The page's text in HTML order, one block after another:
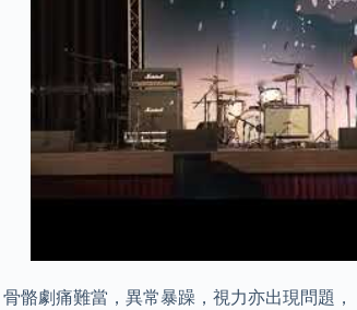
骼劇痛難當，異常暴躁，視力亦出現問題